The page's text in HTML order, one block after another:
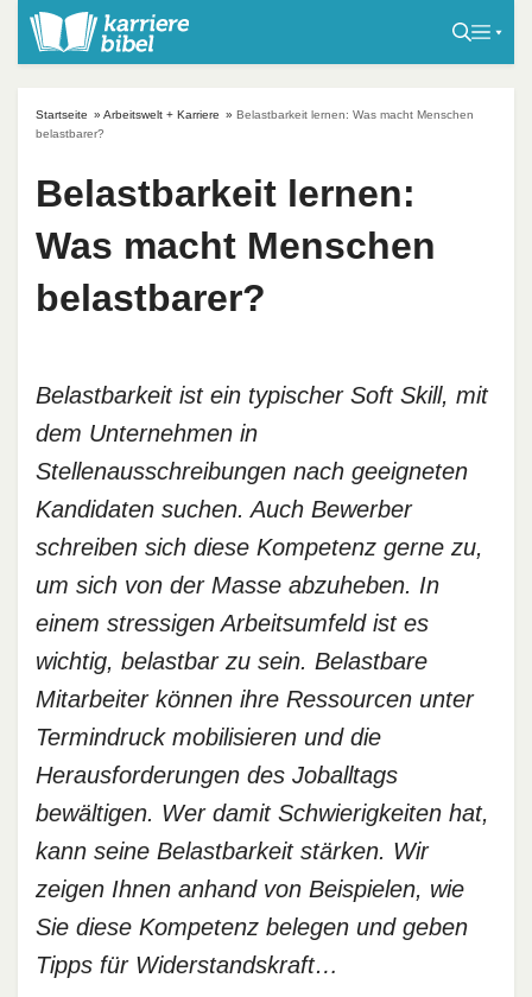
Startseite » Arbeitswelt + Karriere » Belastbarkeit lernen: Was macht Menschen
belastbarer?
Belastbarkeit lernen:
Was macht Menschen
belastbarer?
Belastbarkeit ist ein typischer Soft Skill, mit
dem Unternehmen in
Stellenausschreibungen nach geeigneten
Kandidaten suchen. Auch Bewerber
schreiben sich diese Kompetenz gerne zu,
um sich von der Masse abzuheben. In
einem stressigen Arbeitsumfeld ist es
wichtig, belastbar zu sein. Belastbare
Mitarbeiter können ihre Ressourcen unter
Termindruck mobilisieren und die
Herausforderungen des Joballtags
bewältigen. Wer damit Schwierigkeiten hat,
kann seine Belastbarkeit stärken. Wir
zeigen Ihnen anhand von Beispielen, wie
Sie diese Kompetenz belegen und geben
Tipps für Widerstandskraft…